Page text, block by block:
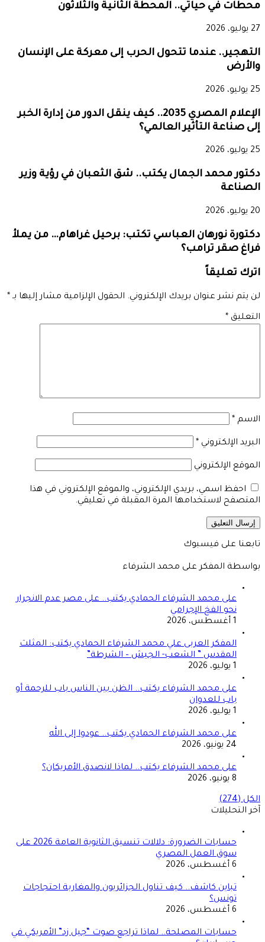
محطات في حياتي.. المحطة الثانية والثلاثون
27 يوليو، 2026
التهجير.. عندما تتحول الحرب إلى معركة على الإنسان
والأرض
25 يوليو، 2026
الإعلام المصري 2035.. كيف ينقل الدور من إدارة الخبر
إلى صناعة التأثير العالمي؟
25 يوليو، 2026
دكتور محمد الجمال يكتب.. شق الثعبان في رؤية وزير
الصناعة
20 يوليو، 2026
دكتورة نورهان العباسي تكتب: برحيل غراهام… من يملأ
فراغ صقر ترامب؟
اترك تعليقاً
لن يتم نشر عنوان بريدك الإلكتروني. الحقول الإلزامية مشار إليها بـ *
التعليق *
الاسم *
البريد الإلكتروني *
الموقع الإلكتروني
احفظ اسمي، بريدي الإلكتروني، والموقع الإلكتروني في هذا
المتصفح لاستخدامها المرة المقبلة في تعليقي.
تابعنا على فيسبوك
بواسطة المفكر على محمد الشرفاء
على محمد الشرفاء الحمادي يكتب.. على مصر عدم الانجرار
نحو الفخ الإجرامي
1 أغسطس، 2026
المفكر العربى علي محمد الشرفاء الحمادي يكتب: المثلث
المقدس ” الشعب- الجيش – الشرطة”
1 يوليو، 2026
على محمد الشرفاء يكتب.. الظن بين الناس باب للرحمة أو
باب للعدوان
1 يوليو، 2026
على محمد الشرفاء الحمادي يكتب.. عودوا إلى الله
24 يونيو، 2026
على محمد الشرفاء يكتب.. لماذا لانصدق الأمريكان؟
8 يونيو، 2026
الكل (274)
آخر التحليلات
حسابات الضرورة: دلالات تنسيق الثانوية العامة 2026 على
سوق العمل المصري
6 أغسطس، 2026
تباين كاشف.. كيف تناول الجزائريون والمغاربة احتجاجات
تونس؟
6 أغسطس، 2026
حسابات المصلحة.. لماذا تراجع صوت “جيل زد” الأمريكي في